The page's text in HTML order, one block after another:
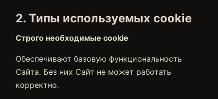
2. Типы используемых cookie
Строго необходимые cookie
Обеспечивают базовую функциональность
Сайта. Без них Сайт не может работать
корректно.